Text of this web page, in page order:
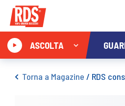
ASCOLTA
Torna a Magazine / RDS